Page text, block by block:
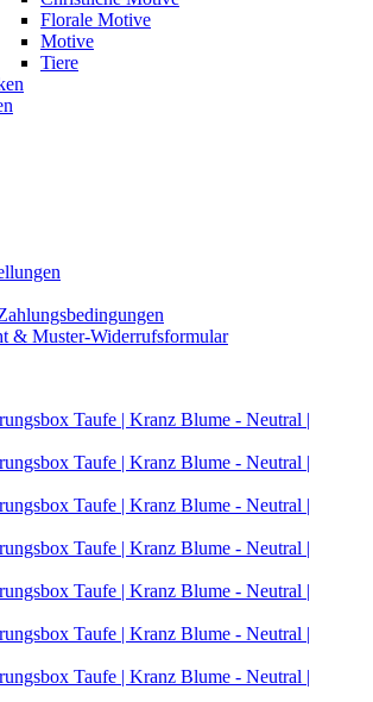
Florale Motive
Motive
Tiere
& Muster-Widerrufsformular